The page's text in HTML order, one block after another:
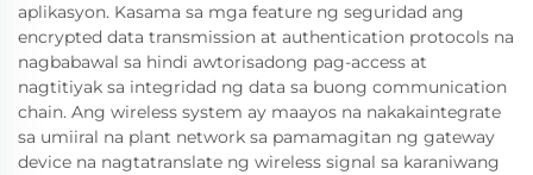
aplikasyon. Kasama sa mga feature ng seguridad ang
encrypted data transmission at authentication protocols na
nagbabawal sa hindi awtorisadong pag-access at
nagtitiyak sa integridad ng data sa buong communication
chain. Ang wireless system ay maayos na nakakaintegrate
sa umiiral na plant network sa pamamagitan ng gateway
device na nagtatranslate ng wireless signal sa karaniwang